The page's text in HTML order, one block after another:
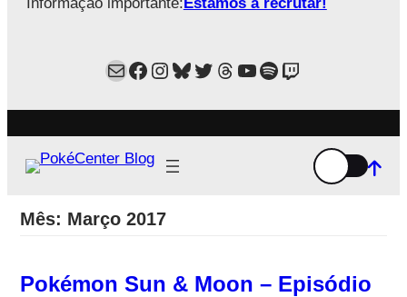
MailFacebook
Instagram
Bluesky
Twitter
Estamos no Threads!
YouTube
Spotify
Twitch
Mês: Março 2017
Pokémon Sun & Moon – Episódio